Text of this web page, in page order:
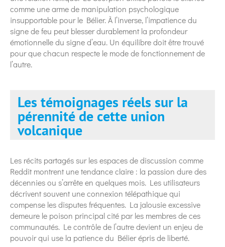
comme une arme de manipulation psychologique
insupportable pour le Bélier. À l’inverse, l’impatience du
signe de feu peut blesser durablement la profondeur
émotionnelle du signe d’eau. Un équilibre doit être trouvé
pour que chacun respecte le mode de fonctionnement de
l’autre.
Les témoignages réels sur la
pérennité de cette union
volcanique
Les récits partagés sur les espaces de discussion comme
Reddit montrent une tendance claire : la passion dure des
décennies ou s’arrête en quelques mois. Les utilisateurs
décrivent souvent une connexion télépathique qui
compense les disputes fréquentes. La jalousie excessive
demeure le poison principal cité par les membres de ces
communautés. Le contrôle de l’autre devient un enjeu de
pouvoir qui use la patience du Bélier épris de liberté.